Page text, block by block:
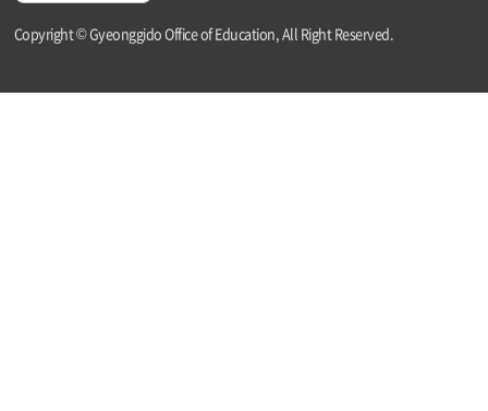
Copyright © Gyeonggido Office of Education, All Right Reserved.